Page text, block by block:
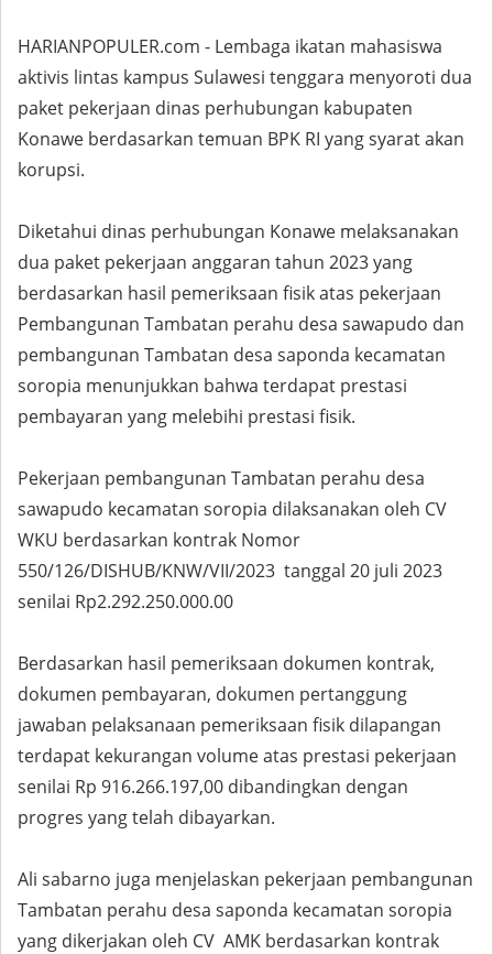
HARIANPOPULER.com - Lembaga ikatan mahasiswa
aktivis lintas kampus Sulawesi tenggara menyoroti dua
paket pekerjaan dinas perhubungan kabupaten
Konawe berdasarkan temuan BPK RI yang syarat akan
korupsi.
Diketahui dinas perhubungan Konawe melaksanakan
dua paket pekerjaan anggaran tahun 2023 yang
berdasarkan hasil pemeriksaan fisik atas pekerjaan
Pembangunan Tambatan perahu desa sawapudo dan
pembangunan Tambatan desa saponda kecamatan
soropia menunjukkan bahwa terdapat prestasi
pembayaran yang melebihi prestasi fisik.
Pekerjaan pembangunan Tambatan perahu desa
sawapudo kecamatan soropia dilaksanakan oleh CV
WKU berdasarkan kontrak Nomor
550/126/DISHUB/KNW/VII/2023 tanggal 20 juli 2023
senilai Rp2.292.250.000.00
Berdasarkan hasil pemeriksaan dokumen kontrak,
dokumen pembayaran, dokumen pertanggung
jawaban pelaksanaan pemeriksaan fisik dilapangan
terdapat kekurangan volume atas prestasi pekerjaan
senilai Rp 916.266.197,00 dibandingkan dengan
progres yang telah dibayarkan.
Ali sabarno juga menjelaskan pekerjaan pembangunan
Tambatan perahu desa saponda kecamatan soropia
yang dikerjakan oleh CV AMK berdasarkan kontrak